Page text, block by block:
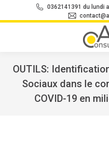
0362141391 du lundi
OUTILS:
Sociaux dans le
COVID-19 en